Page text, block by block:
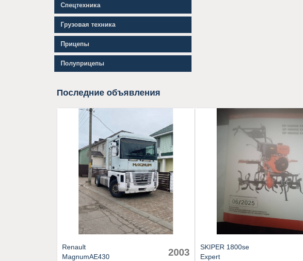
Спецтехника
Грузовая техника
Прицепы
Полуприцепы
Последние объявления
Renault
MagnumAE430
2003
SKIPER 1800se
Expert